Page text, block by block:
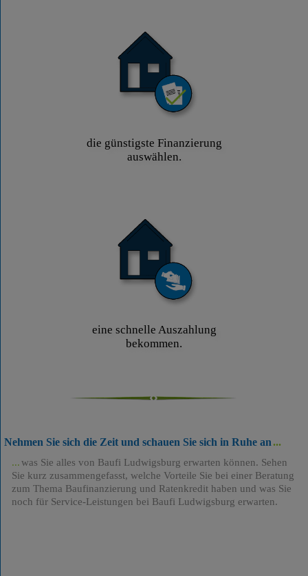
die günstigste Finanzierung
auswählen.
eine schnelle Auszahlung
bekommen.
Nehmen Sie sich die Zeit und schauen Sie sich in Ruhe an
was Sie alles von Baufi Ludwigsburg erwarten können. Sehen
Sie kurz zusammengefasst, welche Vorteile Sie bei einer Beratung
zum Thema Baufinanzierung und Ratenkredit haben und was Sie
noch für Service-Leistungen bei Baufi Ludwigsburg erwarten.